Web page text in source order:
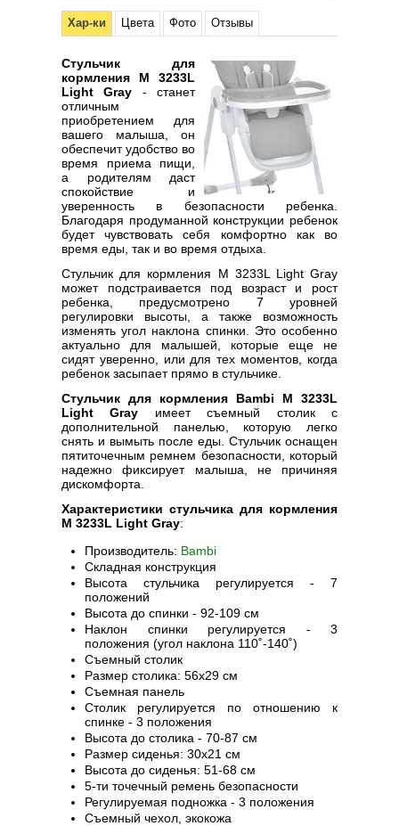
Хар-ки Цвета Фото Отзывы
Стульчик для
кормления M 3233L
Light Gray - станет
отличным
приобретением для
вашего малыша, он
обеспечит удобство во
время приема пищи,
а родителям даст
спокойствие и
уверенность в безопасности ребенка.
Благодаря продуманной конструкции ребенок
будет чувствовать себя комфортно как во
время еды, так и во время отдыха.
Стульчик для кормления M 3233L Light Gray
может подстраивается под возраст и рост
ребенка, предусмотрено 7 уровней
регулировки высоты, а также возможность
изменять угол наклона спинки. Это особенно
актуально для малышей, которые еще не
сидят уверенно, или для тех моментов, когда
ребенок засыпает прямо в стульчике.
Стульчик для кормления Bambi M 3233L
Light Gray имеет съемный столик с
дополнительной панелью, которую легко
снять и вымыть после еды. Стульчик оснащен
пятиточечным ремнем безопасности, который
надежно фиксирует малыша, не причиняя
дискомфорта.
Характеристики стульчика для кормления
M 3233L Light Gray:
Производитель: Bambi
Складная конструкция
Высота стульчика регулируется - 7
положений
Высота до спинки - 92-109 см
Наклон спинки регулируется - 3
положения (угол наклона 110˚-140˚)
Съемный столик
Размер столика: 56х29 см
Съемная панель
Столик регулируется по отношению к
спинке - 3 положения
Высота до столика - 70-87 см
Размер сиденья: 30х21 см
Высота до сиденья: 51-68 см
5-ти точечный ремень безопасности
Регулируемая подножка - 3 положения
Съемный чехол, экокожа